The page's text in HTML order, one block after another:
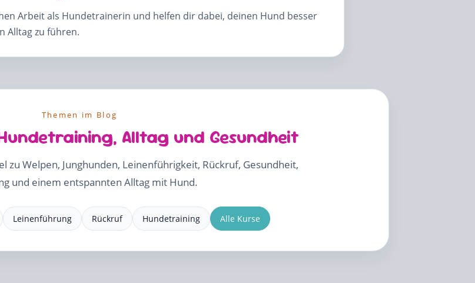
Arbeit als Hundetrainerin und helfen dir dabei, deinen Hund besser
Alltag zu führen.
Themen im Blog
Alltag und Gesundheit
zu Welpen, Junghunden, Leinenführigkeit, Rückruf, Gesundheit,
und einem entspannten Alltag mit Hund.
Leinenführung Rückruf Hundetraining Alle Kurse